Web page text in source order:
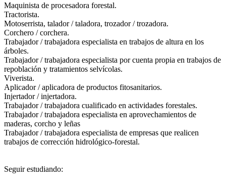
Maquinista de procesadora forestal.
Tractorista.
Motoserrista, talador / taladora, trozador / trozadora.
Corchero / corchera.
Trabajador / trabajadora especialista en trabajos de altura en los
árboles.
Trabajador / trabajadora especialista por cuenta propia en trabajos de
repoblación y tratamientos selvícolas.
Viverista.
Aplicador / aplicadora de productos fitosanitarios.
Injertador / injertadora.
Trabajador / trabajadora cualificado en actividades forestales.
Trabajador / trabajadora especialista en aprovechamientos de
maderas, corcho y leñas
Trabajador / trabajadora especialista de empresas que realicen
trabajos de corrección hidrológico-forestal.
Seguir estudiando: